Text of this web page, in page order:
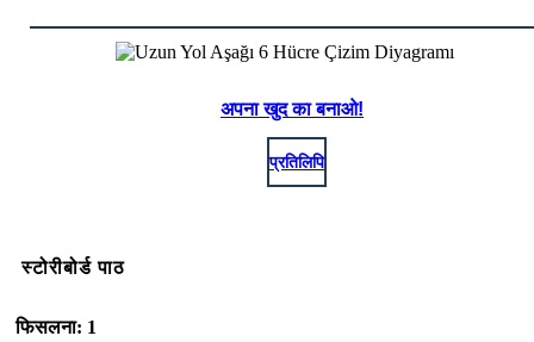
अपना खुद का बनाओ!
प्रतिलिपि
स्टोरीबोर्ड पाठ
फिसलना: 1